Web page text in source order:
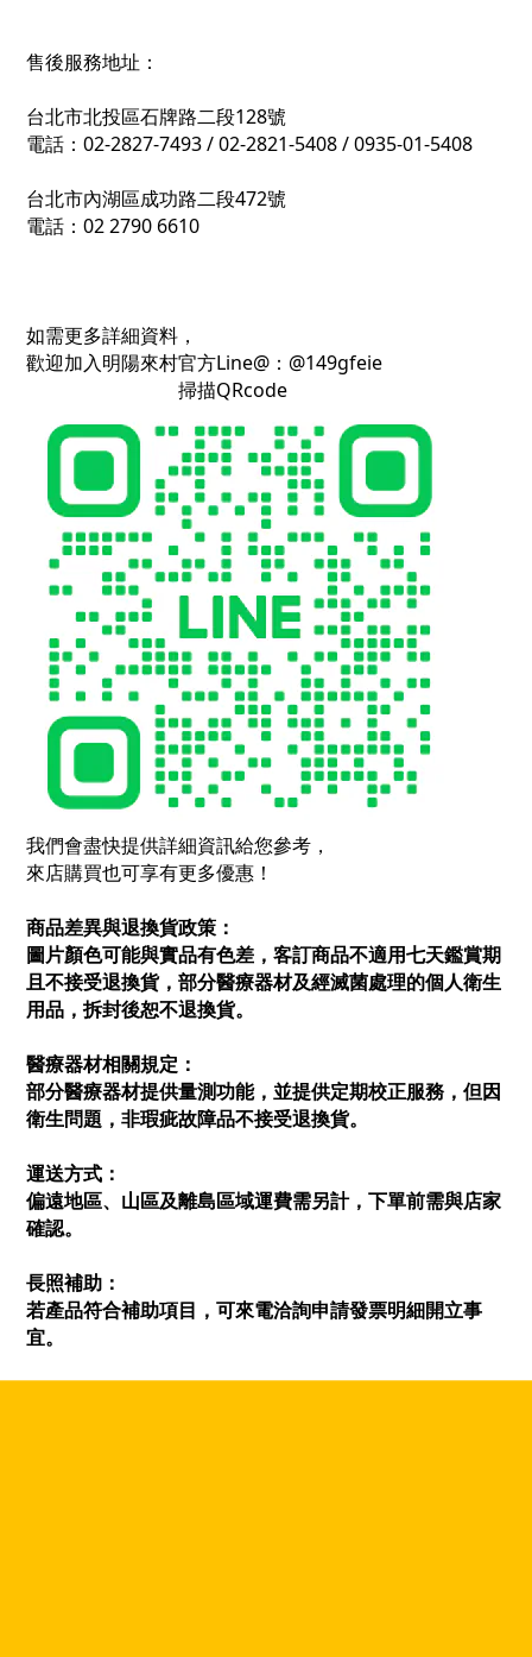
售後服務地址：
台北市北投區石牌路二段128號
電話：02-2827-7493 / 02-2821-5408 / 0935-01-5408
台北市內湖區成功路二段472號
電話：02 2790 6610
如需更多詳細資料，
歡迎加入明陽來村官方Line@：@149gfeie
掃描QRcode
我們會盡快提供詳細資訊給您參考，
來店購買也可享有更多優惠！
商品差異與退換貨政策：
圖片顏色可能與實品有色差，客訂商品不適用七天鑑賞期
且不接受退換貨，部分醫療器材及經滅菌處理的個人衛生
用品，拆封後恕不退換貨。
醫療器材相關規定：
部分醫療器材提供量測功能，並提供定期校正服務，但因
衛生問題，非瑕疵故障品不接受退換貨。
運送方式：
偏遠地區、山區及離島區域運費需另計，下單前需與店家
確認。
長照補助：
若產品符合補助項目，可來電洽詢申請發票明細開立事
宜。